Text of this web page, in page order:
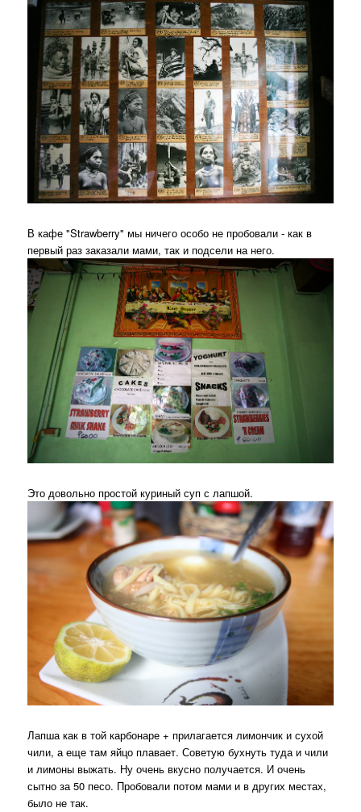
В кафе "Strawberry" мы ничего особо не пробовали - как в
первый раз заказали мами, так и подсели на него.
Это довольно простой куриный суп с лапшой.
Лапша как в той карбонаре + прилагается лимончик и сухой
чили, а еще там яйцо плавает. Советую бухнуть туда и чили
и лимоны выжать. Ну очень вкусно получается. И очень
сытно за 50 песо. Пробовали потом мами и в других местах,
было не так.